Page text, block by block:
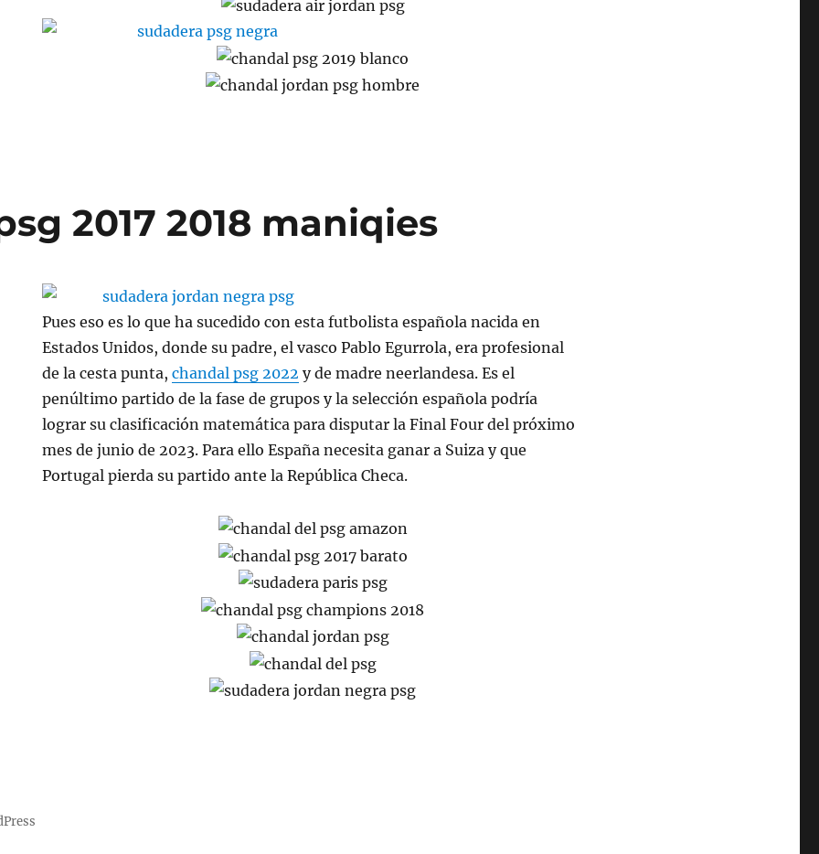
2017 2018 maniqies
Pues eso es lo que ha sucedido con esta futbolista española nacida en
Estados Unidos, donde su padre, el vasco Pablo Egurrola, era profesional
de la cesta punta,chandal psg 2022 y de madre neerlandesa. Es el
penúltimo partido de la fase de grupos y la selección española podría
lograr su clasificación matemática para disputar la Final Four del próximo
mes de junio de 2023. Para ello España necesita ganar a Suiza y que
Portugal pierda su partido ante la República Checa.